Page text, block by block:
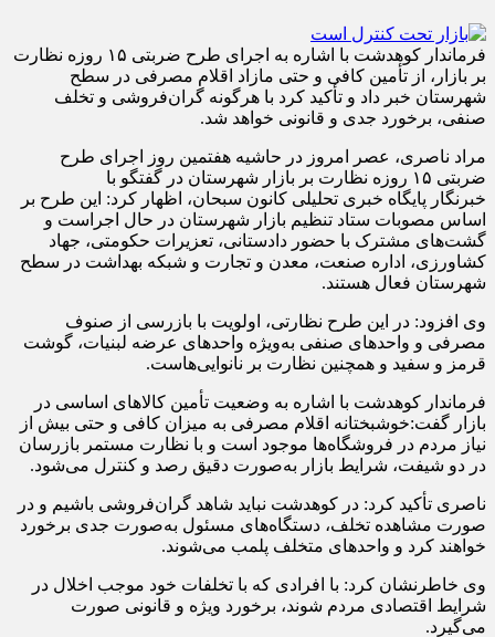
فرماندار کوهدشت با اشاره به اجرای طرح ضربتی ۱۵ روزه نظارت
بر بازار، از تأمین کافی و حتی مازاد اقلام مصرفی در سطح
شهرستان خبر داد و تأکید کرد با هرگونه گران‌فروشی و تخلف
صنفی، برخورد جدی و قانونی خواهد شد.
مراد ناصری، عصر امروز در حاشیه هفتمین روز اجرای طرح
ضربتی ۱۵ روزه نظارت بر بازار شهرستان در گفتگو با
خبرنگار پایگاه خبری تحلیلی کانون سبحان، اظهار کرد: این طرح بر
اساس مصوبات ستاد تنظیم بازار شهرستان در حال اجراست و
گشت‌های مشترک با حضور دادستانی، تعزیرات حکومتی، جهاد
کشاورزی، اداره صنعت، معدن و تجارت و شبکه بهداشت در سطح
شهرستان فعال هستند.
وی افزود: در این طرح نظارتی، اولویت با بازرسی از صنوف
مصرفی و واحدهای صنفی به‌ویژه واحدهای عرضه لبنیات، گوشت
قرمز و سفید و همچنین نظارت بر نانوایی‌هاست.
فرماندار کوهدشت با اشاره به وضعیت تأمین کالاهای اساسی در
بازار گفت:خوشبختانه اقلام مصرفی به میزان کافی و حتی بیش از
نیاز مردم در فروشگاه‌ها موجود است و با نظارت مستمر بازرسان
در دو شیفت، شرایط بازار به‌صورت دقیق رصد و کنترل می‌شود.
ناصری تأکید کرد: در کوهدشت نباید شاهد گران‌فروشی باشیم و در
صورت مشاهده تخلف، دستگاه‌های مسئول به‌صورت جدی برخورد
خواهند کرد و واحدهای متخلف پلمب می‌شوند.
وی خاطرنشان کرد: با افرادی که با تخلفات خود موجب اخلال در
شرایط اقتصادی مردم شوند، برخورد ویژه و قانونی صورت
می‌گیرد.